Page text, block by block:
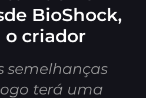
BioShock,
o criador
semelhanças
terá uma